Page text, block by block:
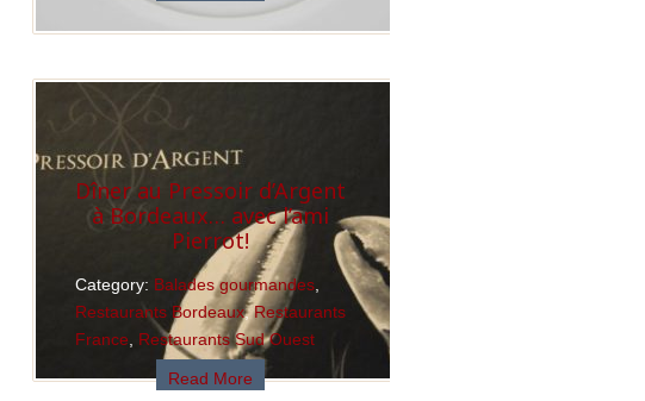
Dîner au Pressoir d’Argent
à Bordeaux… avec l’ami
Pierrot!
Category: Balades gourmandes,
Restaurants Bordeaux,Restaurants
France
Restaurants Sud Ouest
Read More